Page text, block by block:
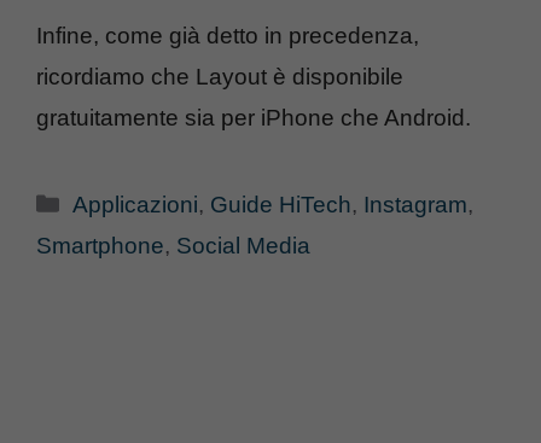
Infine, come già detto in precedenza,
ricordiamo che Layout è disponibile
gratuitamente sia per iPhone che Android.
Categorie
Applicazioni, Guide HiTech, Instagram,
Smartphone, Social Media